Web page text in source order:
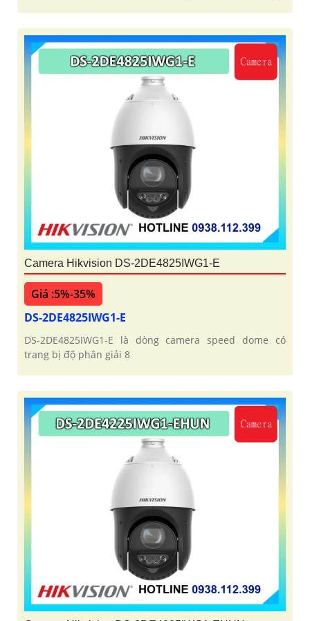
Camera Hikvision DS-2DE4825IWG1-E
Giá :5%-35%
DS-2DE4825IWG1-E
DS-2DE4825IWG1-E là dòng camera speed dome có
trang bị độ phân giải 8